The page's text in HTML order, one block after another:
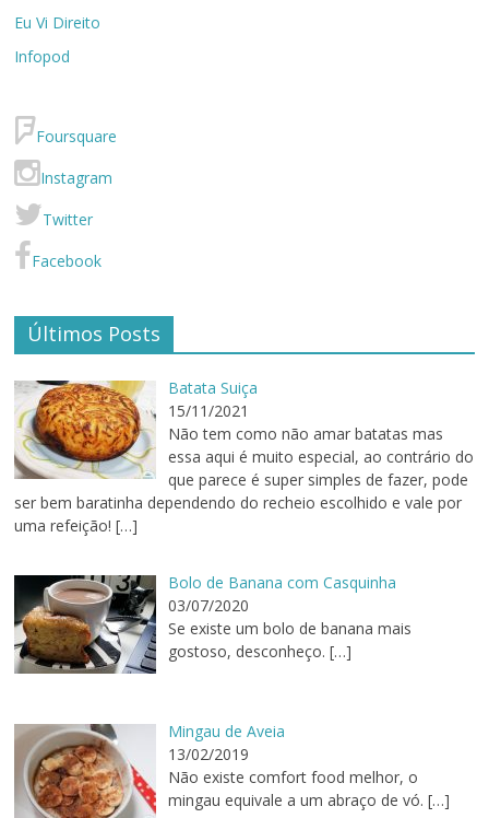
Eu Vi Direito
Infopod
Foursquare
Instagram
Twitter
Facebook
Últimos Posts
Batata Suiça
15/11/2021
Não tem como não amar batatas mas
essa aqui é muito especial, ao contrário do
que parece é super simples de fazer, pode
ser bem baratinha dependendo do recheio escolhido e vale por
uma refeição! […]
Bolo de Banana com Casquinha
03/07/2020
Se existe um bolo de banana mais
gostoso, desconheço. […]
Mingau de Aveia
13/02/2019
Não existe comfort food melhor, o
mingau equivale a um abraço de vó. […]